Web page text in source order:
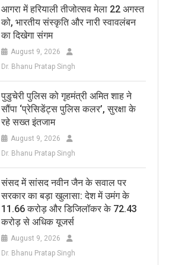
आगरा में हरियाली तीजोत्सव मेला 22 अगस्त
को, भारतीय संस्कृति और नारी स्वावलंबन
का दिखेगा संगम
August 9, 2026
Dr. Bhanu Pratap Singh
पुडुचेरी पुलिस को गृहमंत्री अमित शाह ने
सौंपा ‘प्रेसिडेंट्स पुलिस कलर’, सुरक्षा के
रहे सख्त इंतजाम
August 9, 2026
Dr. Bhanu Pratap Singh
संसद में सांसद नवीन जैन के सवाल पर
सरकार का बड़ा खुलासा: देश में उमंग के
11.66 करोड़ और डिजिलॉकर के 72.43
करोड़ से अधिक यूजर्स
August 9, 2026
Dr. Bhanu Pratap Singh